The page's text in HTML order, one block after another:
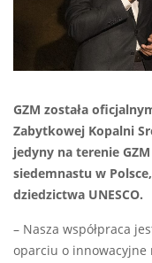
GZM została
Zabytkowej Kopalni
jedyny na terenie
siedemnastu w
dziedzictwa UNESCO.
– Nasza współpraca
oparciu o innowacyjne